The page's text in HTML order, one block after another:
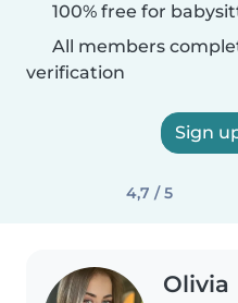
100% free for
All members
verification
Sign
4,7 / 5
Olivia